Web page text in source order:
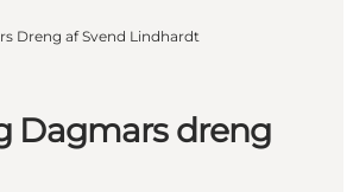
Dagmars dreng
Dreng af Svend Lindhardt